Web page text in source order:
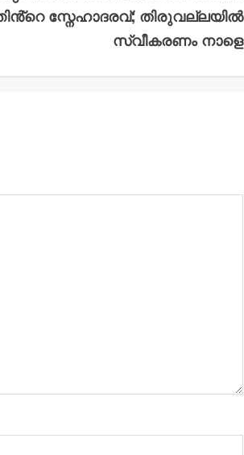
സ്നേഹാദരവ്; തിരുവല്ലയിൽ
സ്വീകരണം നാളെ